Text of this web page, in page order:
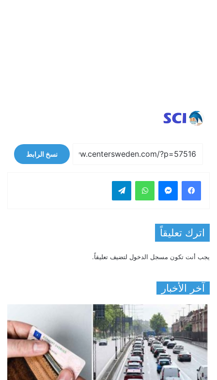
نسخ الرابط
فيسبوك واتساب
اترك تعليقاً
يجب أنت تكون مسجل الدخول لتضيف تعليقاً.
آخر الأخبار